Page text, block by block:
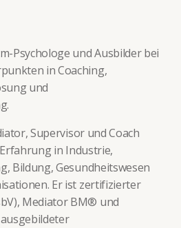
Psychologe und Ausbilder bei
in Coaching,
und
Supervisor und Coach
in Industrie,
Bildung, Gesundheitswesen
Er ist zertifizierter
Mediator BM® und